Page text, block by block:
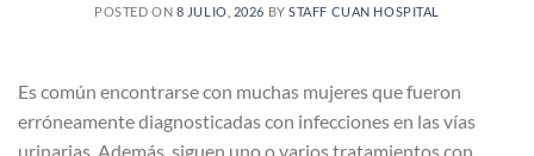
POSTED ON 8 JULIO, 2026 BYSTAFF CUAN HOSPITAL
Es común encontrarse con muchas mujeres que fueron
erróneamente diagnosticadas con infecciones en las vías
urinarias. Además, siguen uno o varios tratamientos con